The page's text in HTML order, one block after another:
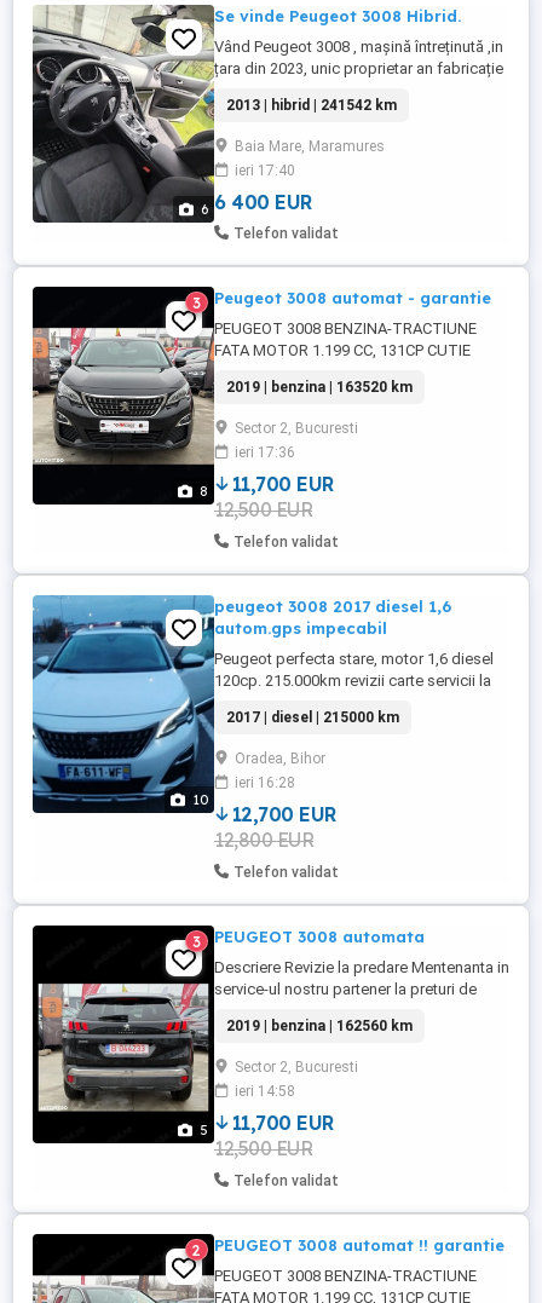
6
Se vinde Peugeot 3008 Hibrid.
Vând Peugeot 3008 , mașină întreținută ,in
țara din 2023, unic proprietar an fabricație
kilometri 241542 in creștere, cutie
automată, senzori parcare, pilot
automat...etc. Ofer fiscal pe loc.
2013 | hibrid | 241542 km
Baia Mare, Maramures
ieri 17:40
6 400 EUR
Telefon validat
8
3 Peugeot 3008 automat - garantie
PEUGEOT 3008 BENZINA-TRACTIUNE
FATA MOTOR 1.199 CC, 131CP CUTIE
NAVIGATIE SENZORI PARCARE FATA-
SPATE BUTON SPORT ASISTENTA
SCHIMBARE BANDA START STOP
INTERIOR IMPECABIL PROIECTOARE LED
VOLAN PIELE CU COMENZI PADELE VOLAN
BLUETOOTH ...
2019 | benzina | 163520 km
Sector 2, Bucuresti
ieri 17:36
11,700 EUR
12,500 EUR
Telefon validat
10
peugeot 3008 2017 diesel 1,6
autom.gps impecabil
Peugeot perfecta stare, motor 1,6 diesel
120cp. 215.000km revizii carte servicii la
curea, pompa apa,lanț există facturi, filtre
,ulei cutie viteze. discuri ,plăcute frana,
fata ,spate ultima revizie anuală in
iulie,schimbat ulei motor cu filtre aferente.
ITP ...
2017 | diesel | 215000 km
Oradea, Bihor
ieri 16:28
12,700 EUR
12,800 EUR
Telefon validat
5
3 PEUGEOT 3008 automata
Descriere Revizie la predare Mentenanta in
service-ul nostru partener la preturi de
de achizitie Garantie 12 luni-posibilitate
extra garantie Dobanda de la 6,99%
an(rata fixa de la 320e luna) fara alte
comisione Finantarea se face prin ...
2019 | benzina | 162560 km
Sector 2, Bucuresti
ieri 14:58
11,700 EUR
12,500 EUR
Telefon validat
2 PEUGEOT 3008 automat !! garantie
PEUGEOT 3008 BENZINA-TRACTIUNE
FATA MOTOR 1.199 CC, 131CP CUTIE